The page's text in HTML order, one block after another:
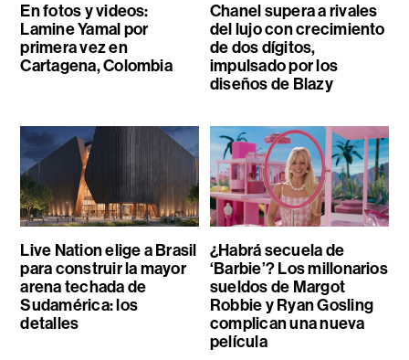
En fotos y videos:
Lamine Yamal por
primera vez en
Cartagena, Colombia
Chanel supera a rivales
del lujo con crecimiento
de dos dígitos,
impulsado por los
diseños de Blazy
Live Nation elige a Brasil
para construir la mayor
arena techada de
Sudamérica: los
detalles
¿Habrá secuela de
‘Barbie’? Los millonarios
sueldos de Margot
Robbie y Ryan Gosling
complican una nueva
película